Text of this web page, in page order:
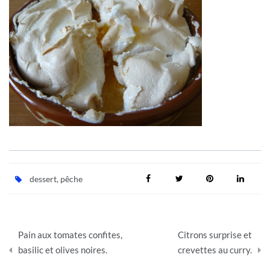
dessert, pêche
de
Pain aux tomates confites,
basilic et olives noires.
Citrons surprise et
crevettes au curry.